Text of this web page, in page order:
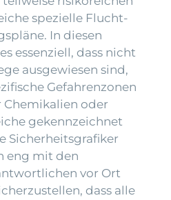
spezielle Flucht-
In diesen
essenziell, dass nicht
ausgewiesen sind,
Gefahrenzonen
Chemikalien oder
gekennzeichnet
Sicherheitsgrafiker
eng mit den
vor Ort
dass alle